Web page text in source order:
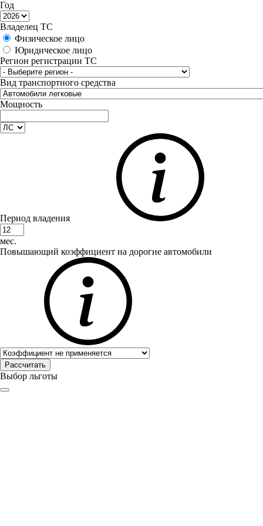
Год
Владелец ТС
Физическое лицо
Юридическое лицо
Регион регистрации ТС
Вид транспортного средства
Мощность
Период владения
мес.
Повышающий коэффициент на дорогие автомобили
Выбор льготы